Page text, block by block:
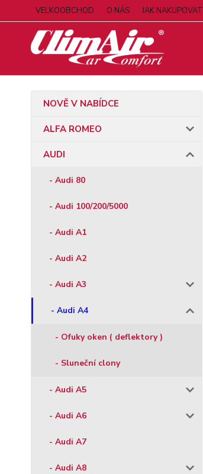
VELKOOBCHOD O NÁS JAK NAKUPOVAT
NOVĚ V NABÍDCE
ALFA ROMEO
AUDI
- Audi 80
- Audi 100/200/5000
- Audi A1
- Audi A2
- Audi A3
- Audi A4
- Ofuky oken ( deflektory )
- Sluneční clony
- Audi A5
- Audi A6
- Audi A7
- Audi A8